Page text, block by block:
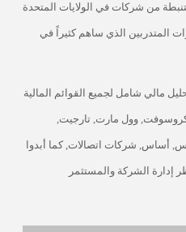
من شركات في الولايات المتحدة
المتدربين الذي ساهم كثيراً في
مالي شامل لجميع القوائم المالية
وول مارت, تارجيت,
أساس, شركات اتصالات, كما أبدوا
إدارة الشركة والمستثمر